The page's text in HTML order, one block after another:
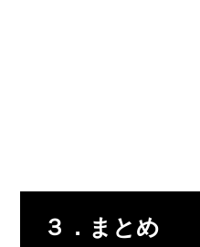
３．まとめ